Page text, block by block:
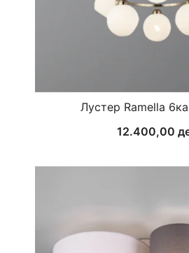
Лустер Ramella
12.400,00